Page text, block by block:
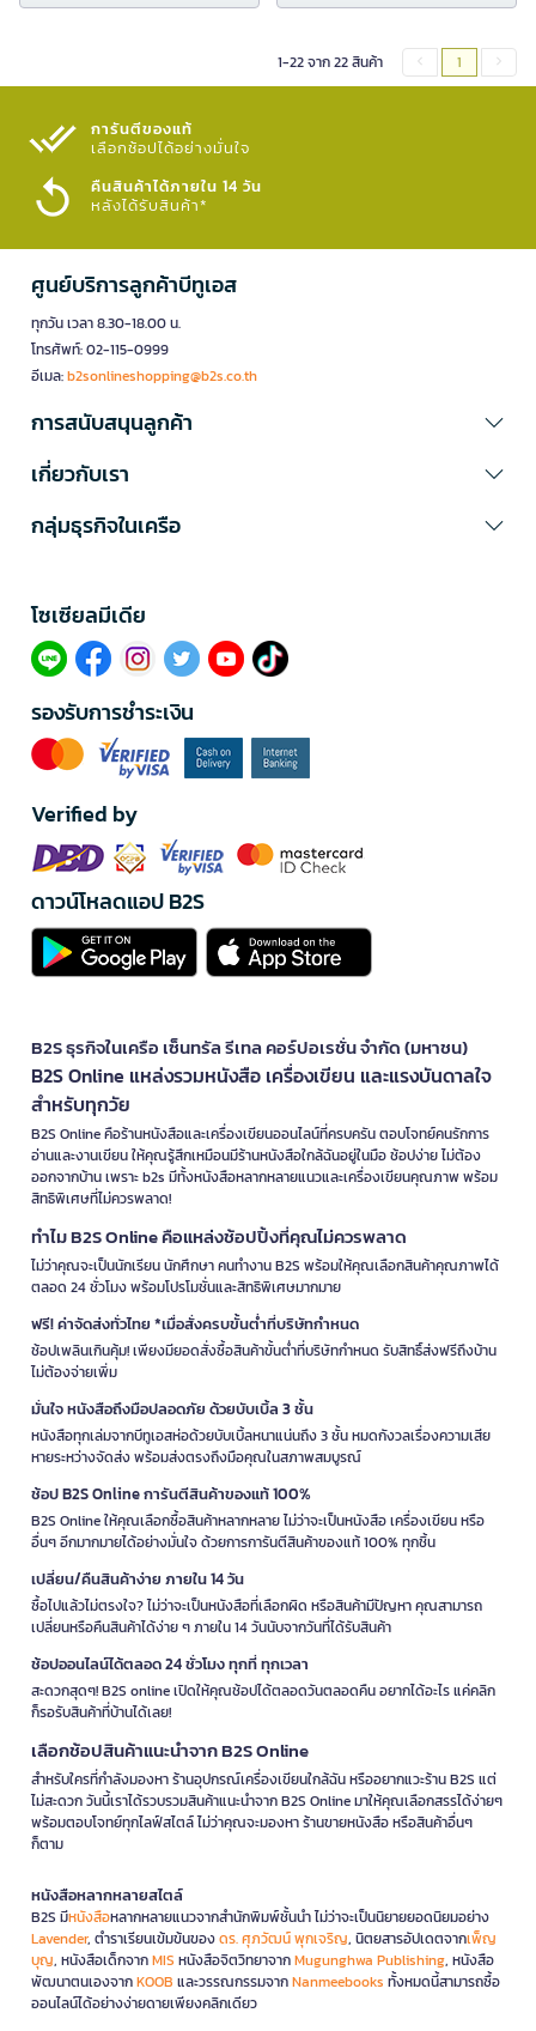
1-22 จาก 22 สินค้า 1
การันตีของแท้
เลือกช้อปได้อย่างมั่นใจ​
คืนสินค้าได้ภายใน 14 วัน
หลังได้รับสินค้า*
ศูนย์บริการลูกค้าบีทูเอส
ทุกวัน เวลา 8.30-18.00 น.
โทรศัพท์: 02-115-0999
อีเมล:b2sonlineshopping@b2s.co.th
การสนับสนุนลูกค้า
เกี่ยวกับเรา
กลุ่มธุรกิจในเครือ
โซเซียลมีเดีย​
รองรับการชำระเงิน
Verified by
ดาวน์โหลดแอป B2S
B2S ธุรกิจในเครือ เซ็นทรัล รีเทล คอร์ปอเรชั่น จำกัด (มหาชน)
B2S Online แหล่งรวมหนังสือ เครื่องเขียน และแรงบันดาลใจ
สำหรับทุกวัย
B2S Online คือร้านหนังสือและเครื่องเขียนออนไลน์ที่ครบครัน ตอบโจทย์คนรักการ
อ่านและงานเขียน ให้คุณรู้สึกเหมือนมีร้านหนังสือใกล้ฉันอยู่ในมือ ช้อปง่าย ไม่ต้อง
ออกจากบ้าน เพราะ b2s มีทั้งหนังสือหลากหลายแนวและเครื่องเขียนคุณภาพ พร้อม
สิทธิพิเศษที่ไม่ควรพลาด!
ทำไม B2S Online คือแหล่งช้อปปิ้งที่คุณไม่ควรพลาด
ไม่ว่าคุณจะเป็นนักเรียน นักศึกษา คนทำงาน B2S พร้อมให้คุณเลือกสินค้าคุณภาพได้
ตลอด 24 ชั่วโมง พร้อมโปรโมชั่นและสิทธิพิเศษมากมาย
ฟรี! ค่าจัดส่งทั่วไทย *เมื่อสั่งครบขั้นต่ำที่บริษัทกำหนด
ช้อปเพลินเกินคุ้ม! เพียงมียอดสั่งซื้อสินค้าขั้นต่ำที่บริษัทกำหนด รับสิทธิ์ส่งฟรีถึงบ้าน
ไม่ต้องจ่ายเพิ่ม
มั่นใจ หนังสือถึงมือปลอดภัย ด้วยบับเบิ้ล 3 ชั้น
หนังสือทุกเล่มจากบีทูเอสห่อด้วยบับเบิ้ลหนาแน่นถึง 3 ชั้น หมดกังวลเรื่องความเสีย
หายระหว่างจัดส่ง พร้อมส่งตรงถึงมือคุณในสภาพสมบูรณ์
ช้อป B2S Online การันตีสินค้าของแท้ 100%
B2S Online ให้คุณเลือกซื้อสินค้าหลากหลาย ไม่ว่าจะเป็นหนังสือ เครื่องเขียน หรือ
อื่นๆ อีกมากมายได้อย่างมั่นใจ ด้วยการการันตีสินค้าของแท้ 100% ทุกชิ้น
เปลี่ยน/คืนสินค้าง่าย ภายใน 14 วัน
ซื้อไปแล้วไม่ตรงใจ? ไม่ว่าจะเป็นหนังสือที่เลือกผิด หรือสินค้ามีปัญหา คุณสามารถ
เปลี่ยนหรือคืนสินค้าได้ง่าย ๆ ภายใน 14 วันนับจากวันที่ได้รับสินค้า
ช้อปออนไลน์ได้ตลอด 24 ชั่วโมง ทุกที่ ทุกเวลา
สะดวกสุดๆ! B2S online เปิดให้คุณช้อปได้ตลอดวันตลอดคืน อยากได้อะไร แค่คลิก
ก็รอรับสินค้าที่บ้านได้เลย!
เลือกช้อปสินค้าแนะนำจาก B2S Online
สำหรับใครที่กำลังมองหา ร้านอุปกรณ์เครื่องเขียนใกล้ฉัน หรืออยากแวะร้าน B2S แต่
ไม่สะดวก วันนี้เราได้รวบรวมสินค้าแนะนำจาก B2S Online มาให้คุณเลือกสรรได้ง่ายๆ
พร้อมตอบโจทย์ทุกไลฟ์สไตล์ ไม่ว่าคุณจะมองหา ร้านขายหนังสือ หรือสินค้าอื่นๆ
ก็ตาม
หนังสือหลากหลายสไตล์
B2S มีหนังสือหลากหลายแนวจากสำนักพิมพ์ชั้นนำ ไม่ว่าจะเป็นนิยายยอดนิยมอย่าง
Lavender, ตำราเรียนเข้มข้นของดร. ศุภวัฒน์ พุกเจริญ, นิตยสารอัปเดตจากเพ็ญ
บุญ, หนังสือเด็กจากMIS หนังสือจิตวิทยาจากMugunghwa Publishing, หนังสือ
พัฒนาตนเองจากKOOB และวรรณกรรมจากNanmeebooks ทั้งหมดนี้สามารถซื้อ
ออนไลน์ได้อย่างง่ายดายเพียงคลิกเดียว